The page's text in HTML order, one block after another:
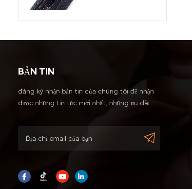
BẢN TIN
đăng ký nhận bản tin của chúng tôi để nhận
được những tin tức mới nhất, những ưu đãi